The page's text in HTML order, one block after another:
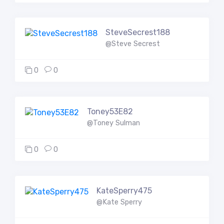
SteveSecrest188
@Steve Secrest
0 0
Toney53E82
@Toney Sulman
0 0
KateSperry475
@Kate Sperry